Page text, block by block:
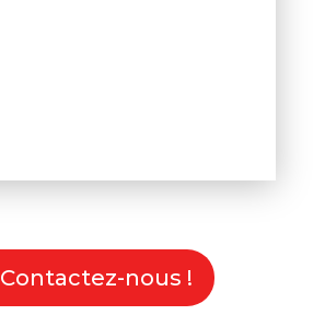
Contactez-nous !